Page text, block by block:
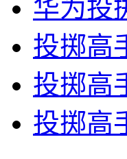
华为投
投掷高
投掷高
投掷高